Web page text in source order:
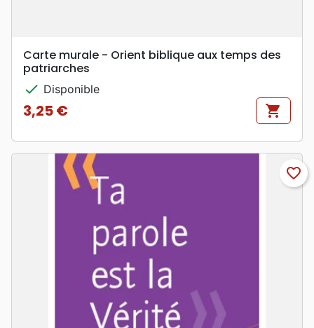
Carte murale - Orient biblique aux temps des
patriarches
check Disponible
Prix
3,25 € shopping_cart
favorite_border